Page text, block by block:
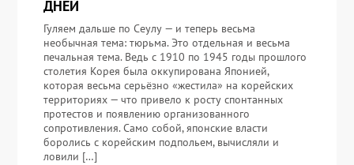
ДНЕЙ
Гуляем дальше по Сеулу — и теперь весьма
необычная тема: тюрьма. Это отдельная и весьма
печальная тема. Ведь с 1910 по 1945 годы прошлого
столетия Корея была оккупирована Японией,
которая весьма серьёзно «жестила» на корейских
территориях — что привело к росту спонтанных
протестов и появлению организованного
сопротивления. Само собой, японские власти
боролись с корейским подпольем, вычисляли и
ловили […]